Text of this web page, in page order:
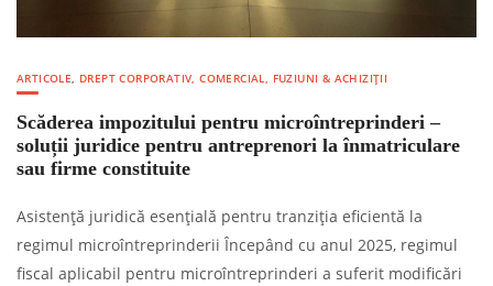
ARTICOLE, DREPT CORPORATIV, COMERCIAL, FUZIUNI & ACHIZIȚII
Scăderea impozitului pentru microîntreprinderi –
soluții juridice pentru antreprenori la înmatriculare
sau firme constituite
Asistență juridică esențială pentru tranziția eficientă la
regimul microîntreprinderii Începând cu anul 2025, regimul
fiscal aplicabil pentru microîntreprinderi a suferit modificări